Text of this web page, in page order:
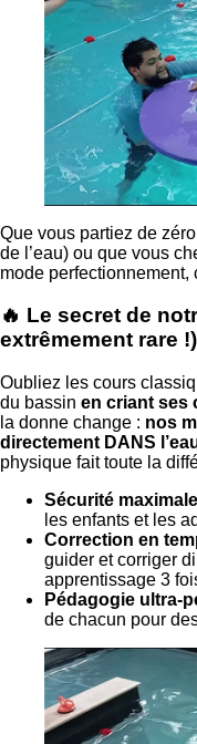
Que vous partiez de
de l’eau) ou que vous
mode perfectionnement,
🔥 Le secret de
extrêmement rare !)
Oubliez les cours
du bassin en criant ses
la donne change : nos
directement DANS
physique fait toute la
Sécurité
les enfants et les
Correction en
guider et corriger
apprentissage 3
Pédagogie ultra-
de chacun pour